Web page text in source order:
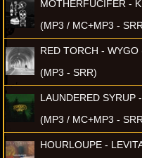
MOTHERFUCIFER -
(MP3 / MC+MP3 -
RED TORCH - WYGO
(MP3 - SRR)
LAUNDERED SYRUP
(MP3 / MC+MP3 -
HOURLOUPE -